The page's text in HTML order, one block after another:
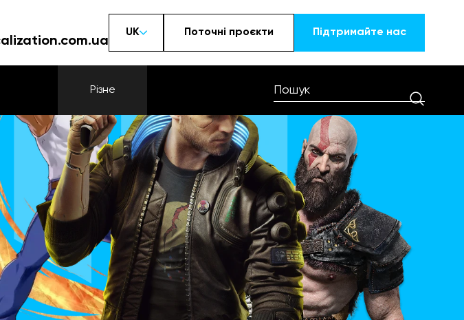
UK Поточні проєкти Підтримайте наc
Різне